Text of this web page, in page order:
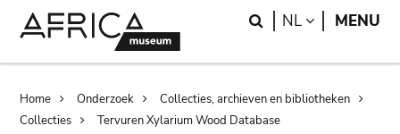
Search
NL LANGUAGE
MENU
Breadcrumb
Home Onderzoek
Collecties, archieven en bibliotheken
Collecties
Tervuren Xylarium Wood Database